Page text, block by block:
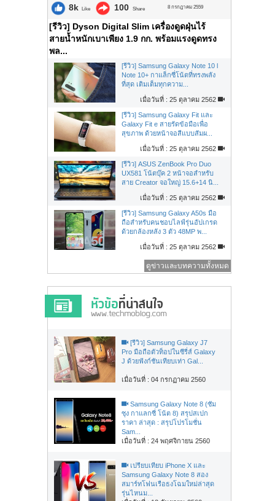
8k Like 100 Share 8 กรกฎาคม 2559
[รีวิว] Dyson Digital Slim เครื่องดูดฝุ่นไร้
สายน้ำหนักเบาเพียง 1.9 กก. พร้อมแรงดูดทรง
พล...
[รีวิว] Samsung Galaxy Note 10 l
Note 10+ กาแล็กซี่โน้ตที่ทรงพลัง
ที่สุด เติมเต็มทุกความ...
เมื่อวันที่ : 25 ตุลาคม 2562
[รีวิว] Samsung Galaxy Fit และ
Galaxy Fit e สายรัดข้อมือเพื่อ
สุขภาพ ด้วยหน้าจอสีแบบสัมผ...
เมื่อวันที่ : 25 ตุลาคม 2562
[รีวิว] ASUS ZenBook Pro Duo
UX581 โน้ตบุ๊ค 2 หน้าจอสำหรับ
สาย Creator จอใหญ่ 15.6+14 นิ...
เมื่อวันที่ : 25 ตุลาคม 2562
[รีวิว] Samsung Galaxy A50s มือ
ถือสำหรับคนชอบไลฟ์รุ่นอัปเกรด
ด้วยกล้องหลัง 3 ตัว 48MP พ...
เมื่อวันที่ : 25 ตุลาคม 2562
ดูข่าวและบทความทั้งหมด
[รีวิว] Samsung Galaxy J7
Pro มือถือตัวท็อปในซีรี่ส์ Galaxy
J ด้วยฟังก์ชันเทียบเท่า Gal...
เมื่อวันที่ : 04 กรกฏาคม 2560
Samsung Galaxy Note 8 (ซัม
ซุง กาแลกซี่ โน้ต 8) สรุปสเปก
ราคา ล่าสุด : สรุปโปรโมชั่น
Sam...
เมื่อวันที่ : 24 พฤศจิกายน 2560
เปรียบเทียบ iPhone X และ
Samsung Galaxy Note 8 สอง
สมาร์ทโฟนเรือธงโฉมใหม่ล่าสุด
รุ่นไหนม...